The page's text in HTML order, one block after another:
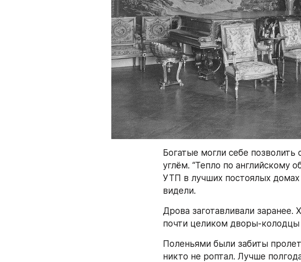
Богатые могли себе
углём. “Тепло по английскому
УТП в лучших постоялых
видели.
Дрова заготавливали
почти целиком дворы-колодцы
Поленьями были забиты
никто не роптал. Лучше